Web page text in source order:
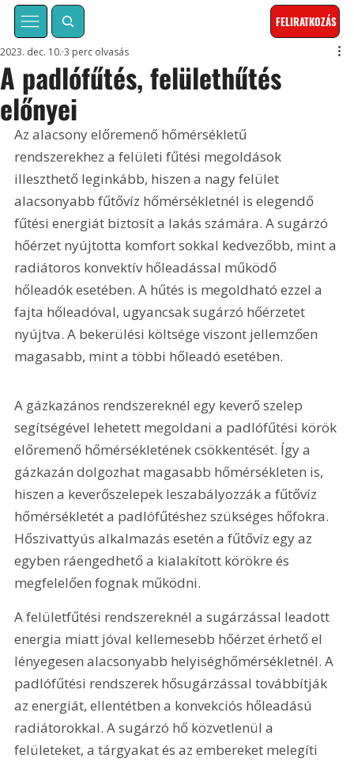
FELIRATKOZÁS
A padlófűtés, felülethűtés
előnyei
2023. dec. 10. 3 perc olvasás
Az alacsony előremenő hőmérsékletű
rendszerekhez a felületi fűtési megoldások
illeszthető leginkább, hiszen a nagy felület
alacsonyabb fűtővíz hőmérsékletnél is elegendő
fűtési energiát biztosít a lakás számára. A sugárzó
hőérzet nyújtotta komfort sokkal kedvezőbb, mint a
radiátoros konvektív hőleadással működő
hőleadók esetében. A hűtés is megoldható ezzel a
fajta hőleadóval, ugyancsak sugárzó hőérzetet
nyújtva. A bekerülési költsége viszont jellemzően
magasabb, mint a többi hőleadó esetében.
A gázkazános rendszereknél egy keverő szelep
segítségével lehetett megoldani a padlófűtési körök
előremenő hőmérsékletének csökkentését. Így a
gázkazán dolgozhat magasabb hőmérsékleten is,
hiszen a keverőszelepek leszabályozzák a fűtővíz
hőmérsékletét a padlófűtéshez szükséges hőfokra.
Hőszivattyús alkalmazás esetén a fűtővíz egy az
egyben ráengedhető a kialakított körökre és
megfelelően fognak működni.
A felületfűtési rendszereknél a sugárzással leadott
energia miatt jóval kellemesebb hőérzet érhető el
lényegesen alacsonyabb helyiséghőmérsékletnél. A
padlófűtési rendszerek hősugárzással továbbítják
az energiát, ellentétben a konvekciós hőleadású
radiátorokkal. A sugárzó hő közvetlenül a
felületeket, a tárgyakat és az embereket melegíti